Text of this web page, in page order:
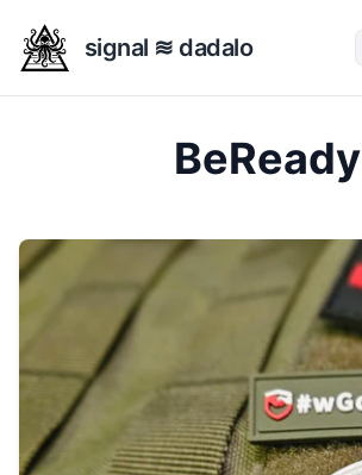
signal ≋ dadalo
BeReady